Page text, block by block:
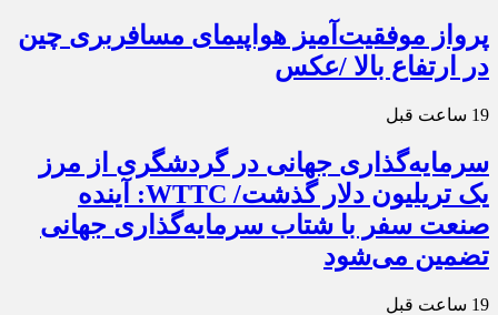
پرواز موفقیت‌آمیز هواپیمای مسافربری چین
در ارتفاع بالا /عکس
19 ساعت قبل
سرمایه‌گذاری جهانی در گردشگری از مرز
یک تریلیون دلار گذشت/ WTTC: آینده
صنعت سفر با شتاب سرمایه‌گذاری جهانی
تضمین می‌شود
19 ساعت قبل